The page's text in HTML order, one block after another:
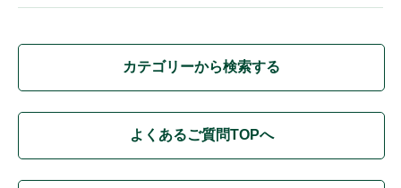
カテゴリーから検索する
よくあるご質問TOPへ